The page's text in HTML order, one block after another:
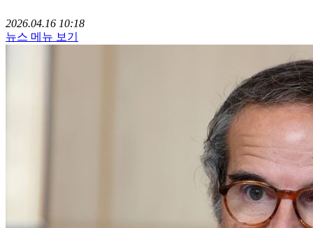
2026.04.16 10:18
뉴스 메뉴 보기